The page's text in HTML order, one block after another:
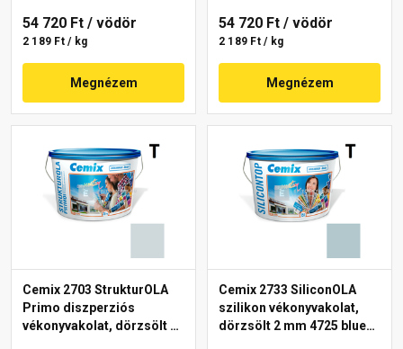
54 720 Ft / vödör
2 189 Ft / kg
Megnézem
54 720 Ft / vödör
2 189 Ft / kg
Megnézem
Cemix 2703 StrukturOLA
Primo diszperziós
vékonyvakolat, dörzsölt 2
Cemix 2733 SiliconOLA
szilikon vékonyvakolat,
dörzsölt 2 mm 4725 blue